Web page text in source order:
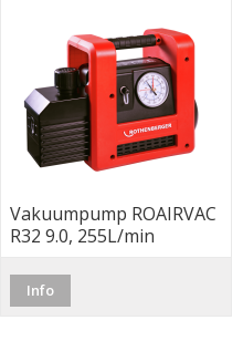
Vakuumpump ROAIRVAC
R32 9.0, 255L/min
Info